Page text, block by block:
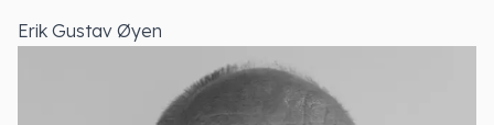
Erik Gustav Øyen